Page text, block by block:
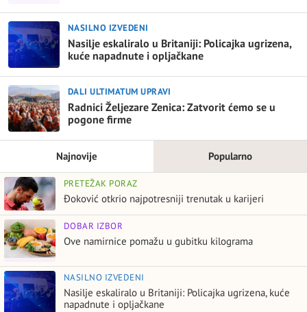
NASILNO IZVEDENI
Nasilje eskaliralo u Britaniji: Policajka ugrizena,
kuće napadnute i opljačkane
DALI ULTIMATUM UPRAVI
Radnici Željezare Zenica: Zatvorit ćemo se u
pogone firme
Najnovije Popularno
PRETEŽAK PORAZ
Đoković otkrio najpotresniji trenutak u karijeri
DOBAR IZBOR
Ove namirnice pomažu u gubitku kilograma
NASILNO IZVEDENI
Nasilje eskaliralo u Britaniji: Policajka ugrizena, kuće
napadnute i opljačkane